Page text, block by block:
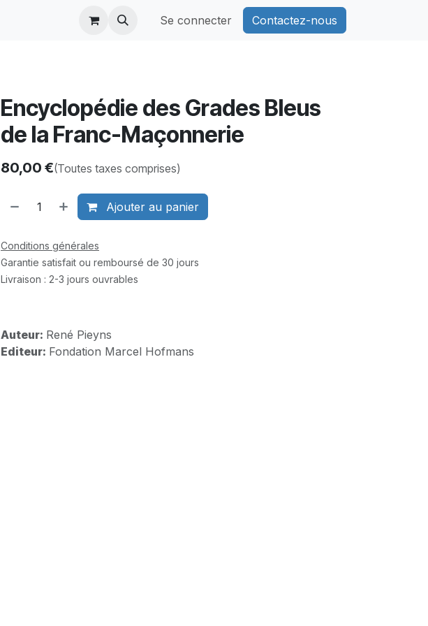
Se connecter Contactez-nous
Encyclopédie des Grades Bleus
de la Franc-Maçonnerie
80,00 €(Toutes taxes comprises)
Ajouter au panier
Conditions générales
Garantie satisfait ou remboursé de 30 jours
Livraison : 2-3 jours ouvrables
Auteur: René Pieyns
Editeur: Fondation Marcel Hofmans